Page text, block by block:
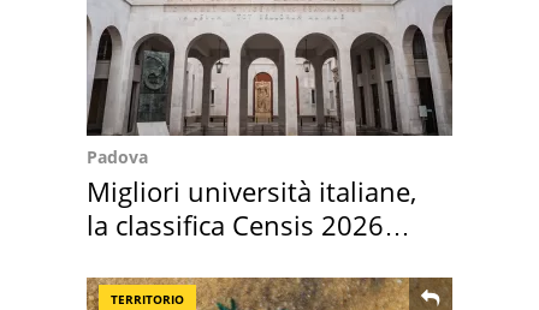
Padova
Migliori università italiane,
la classifica Censis 2026
TERRITORIO